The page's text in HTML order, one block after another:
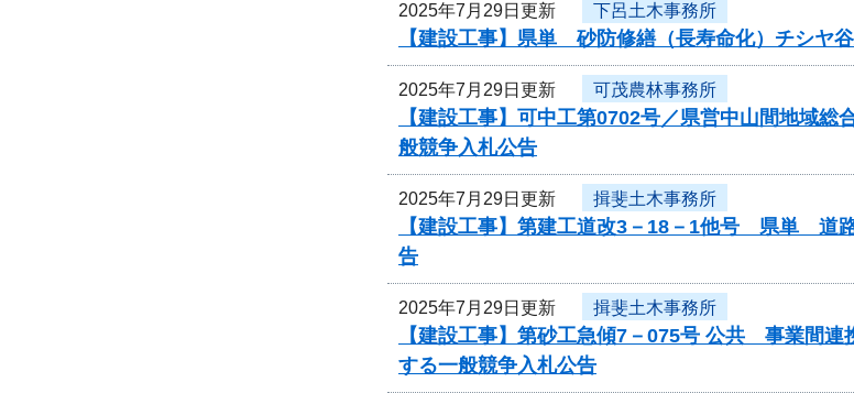
2025年7月29日更新 下呂土木事務所
【建設工事】県単 砂防修繕（長寿命化）チシヤ
2025年7月29日更新 可茂農林事務所
【建設工事】可中工第0702号／県営中山間地域
般競争入札公告
2025年7月29日更新 揖斐土木事務所
【建設工事】第建工道改3－18－1他号 県単 道
告
2025年7月29日更新 揖斐土木事務所
【建設工事】第砂工急傾7－075号 公共 事業間
する一般競争入札公告